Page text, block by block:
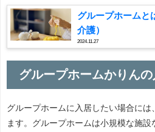
グループホームと
介護）
2024.11.27
グループホームかりん
グループホームに入居したい場合に
ます。グループホームは小規模な施